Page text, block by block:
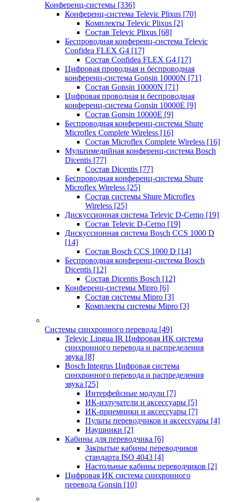
Конференц-системы [336]
Конференц-система Televic Plixus [70]
Комплекты Televic Plixus [2]
Состав Televic Plixus [68]
Беспроводная конференц-система Televic
Confidea FLEX G4 [17]
Состав Confidea FLEX G4 [17]
Цифровая проводная и беспроводная
конференц-система Gonsin 10000N [71]
Состав Gonsin 10000N [71]
Цифровая проводная и беспроводная
конференц-система Gonsin 10000E [9]
Состав Gonsin 10000E [9]
Беспроводная конференц-система Shure
Microflex Complete Wireless [16]
Состав Microflex Complete Wireless [16]
Мультимедийная конференц-система Bosch
Dicentis [77]
Состав Dicentis [77]
Беспроводная конференц-система Shure
Microflex Wireless [25]
Состав системы Shure Microflex
Wireless [25]
Дискуссионная система Televic D-Cerno [19]
Состав Televic D-Cerno [19]
Дискуссионная система Bosch CCS 1000 D
[14]
Состав Bosch CCS 1000 D [14]
Беспроводная конференц-система Bosch
Dicentis [12]
Состав Dicentis Bosch [12]
Конференц-системы Mipro [6]
Состав системы Mipro [3]
Комплекты системы Mipro [3]
Системы синхронного перевода [49]
Televic Lingua IR Цифровая ИК система
синхронного перевода и распределения
звука [8]
Bosch Integrus Цифровая система
синхронного перевода и распределения
звука [25]
Интерфейсные модули [7]
ИК-излучатели и аксессуары [5]
ИК-приемники и аксессуары [7]
Пульты переводчиков и аксессуары [4]
Наушники [2]
Кабины для переводчика [6]
Закрытые кабины переводчиков
стандарта ISO 4043 [4]
Настольные кабины переводчиков [2]
Цифровая ИК система синхронного
перевода Gonsin [10]